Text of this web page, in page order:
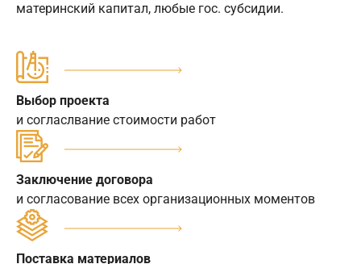
материнский капитал, любые гос. субсидии.
Выбор проекта
и согласлвание стоимости работ
Заключение договора
и согласование всех организационных моментов
Поставка материалов